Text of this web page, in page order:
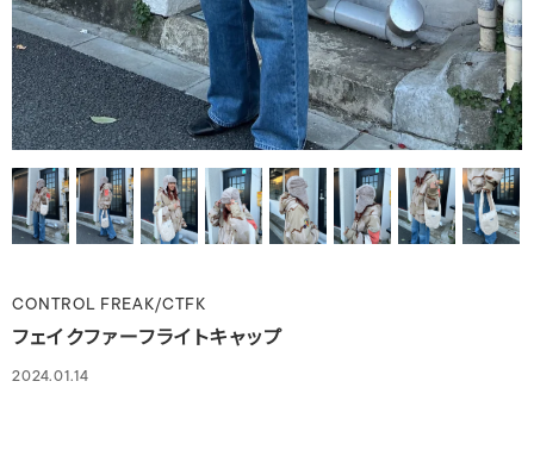
CONTROL FREAK/CTFK
フェイクファーフライトキャップ
2024.01.14